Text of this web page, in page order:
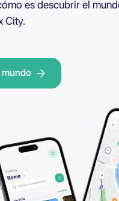
es descubrir el
City.
mundo